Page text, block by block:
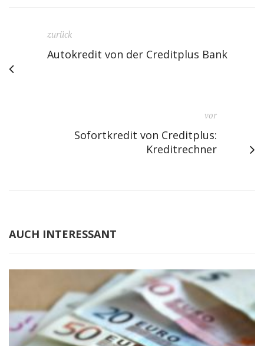
zurück
Autokredit von der Creditplus Bank
vor
Sofortkredit von Creditplus:
Kreditrechner
AUCH INTERESSANT